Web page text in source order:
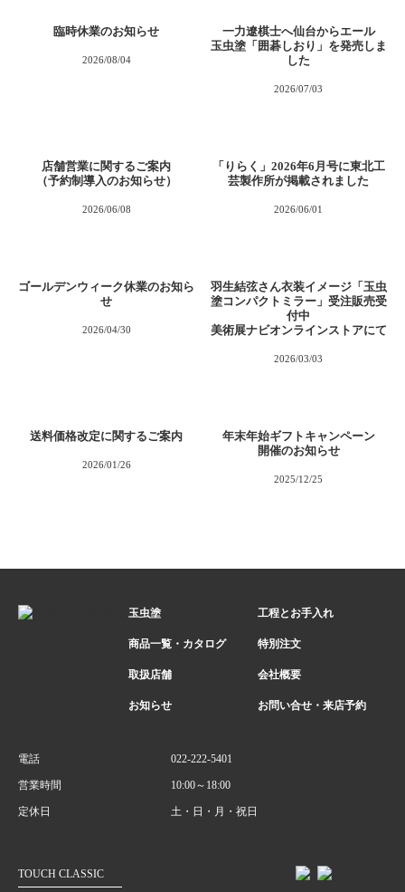
臨時休業のお知らせ
2026/08/04
一力遼棋士へ仙台からエール
玉虫塗「囲碁しおり」を発売しま
した
2026/07/03
店舗営業に関するご案内
（予約制導入のお知らせ）
2026/06/08
「りらく」2026年6月号に東北工
芸製作所が掲載されました
2026/06/01
ゴールデンウィーク休業のお知ら
せ
2026/04/30
羽生結弦さん衣装イメージ「玉虫
塗コンパクトミラー」受注販売受
付中
美術展ナビオンラインストアにて
2026/03/03
送料価格改定に関するご案内
2026/01/26
年末年始ギフトキャンペーン
開催のお知らせ
2025/12/25
玉虫塗 工程とお手入れ
商品一覧・カタログ 特別注文
取扱店舗 会社概要
お知らせ お問い合せ・来店予約
電話 022-222-5401
営業時間 10:00～18:00
定休日 土・日・月・祝日
TOUCH CLASSIC